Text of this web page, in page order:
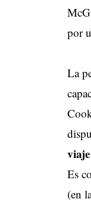
por
La
Es
(en